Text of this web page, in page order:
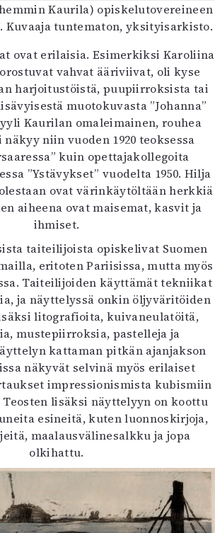
Kaurila) opiskelutovereineen
Kuvaaja tuntematon, yksityisarkisto.
ovat erilaisia. Esimerkiksi Karoliina
vahvat ääriviivat, oli kyse
harjoitustöistä, puupiirroksista tai
muotokuvasta ”Johanna”
Kaurilan omaleimainen, rouhea
niin vuoden 1920 teoksessa
kuin opettajakollegoita
”Ystävykset” vuodelta 1950. Hilja
ovat värinkäytöltään herkkiä
aiheena ovat maisemat, kasvit ja
ihmiset.
taiteilijoista opiskelivat Suomen
eritoten Pariisissa, mutta myös
Taiteilijoiden käyttämät tekniikat
ja näyttelyssä onkin öljyväritöiden
litografioita, kuivaneulatöitä,
mustepiirroksia, pastelleja ja
kattaman pitkän ajanjakson
näkyvät selvinä myös erilaiset
impressionismista kubismiin
lisäksi näyttelyyn on koottu
esineitä, kuten luonnoskirjoja,
maalausvälinesalkku ja jopa
olkihattu.